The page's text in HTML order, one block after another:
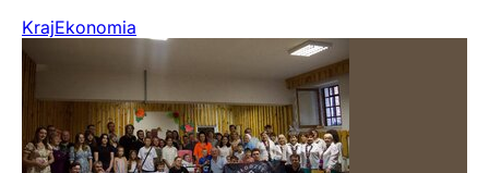
KrajEkonomia